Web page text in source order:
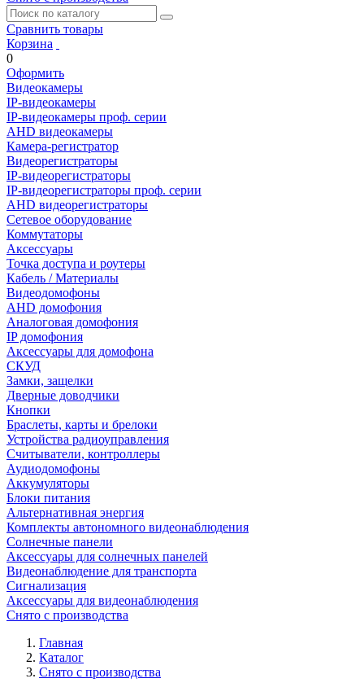
Сравнить товары
Корзина
0
Оформить
Видеокамеры
IP-видеокамеры
IP-видеокамеры проф. серии
AHD видеокамеры
Камера-регистратор
Видеорегистраторы
IP-видеорегистраторы
IP-видеорегистраторы проф. серии
AHD видеорегистраторы
Сетевое оборудование
Коммутаторы
Аксессуары
Точка доступа и роутеры
Кабель / Материалы
Видеодомофоны
AHD домофония
Аналоговая домофония
IP домофония
Аксессуары для домофона
СКУД
Замки, защелки
Дверные доводчики
Кнопки
Браслеты, карты и брелоки
Устройства радиоуправления
Считыватели, контроллеры
Аудиодомофоны
Аккумуляторы
Блоки питания
Альтернативная энергия
Комплекты автономного видеонаблюдения
Солнечные панели
Аксессуары для солнечных панелей
Видеонаблюдение для транспорта
Сигнализация
Аксессуары для видеонаблюдения
Снято с производства
Главная
Каталог
Снято с производства